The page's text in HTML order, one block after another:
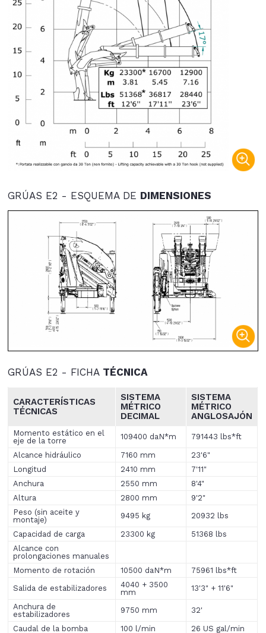
GRÚAS E2 - ESQUEMA DE DIMENSIONES
GRÚAS E2 - FICHA TÉCNICA
CARACTERÍSTICAS
TÉCNICAS
SISTEMA
MÉTRICO
DECIMAL
SISTEMA
MÉTRICO
ANGLOSAJÓN
Momento estático en el
eje de la torre
109400 daN*m 791443 lbs*ft
Alcance hidráulico 7160 mm
23'6"
Longitud
2410 mm
7'11"
Anchura
2550 mm
8'4"
Altura
2800 mm
9'2"
Peso (sin aceite y
montaje)
9495 kg 20932 lbs
Capacidad de carga 23300 kg
51368 lbs
Alcance con
prolongaciones manuales
Momento de rotación
10500 daN*m
75961 lbs*ft
Salida de estabilizadores
4040 + 3500
mm
13'3" + 11'6"
Anchura de
estabilizadores
9750 mm 32'
Caudal de la bomba 100 l/min 26 US gal/min